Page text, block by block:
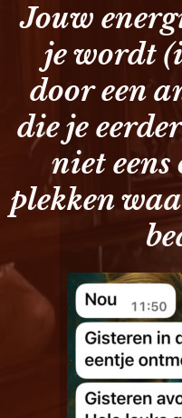
Jouw
je wordt
door een
die je
niet
plekken